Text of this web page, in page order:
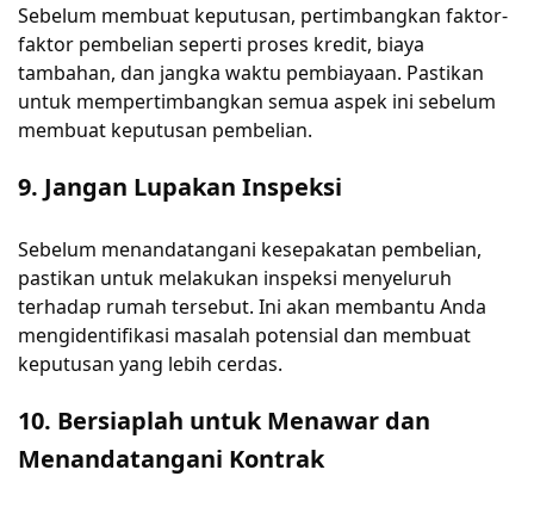
Sebelum membuat keputusan, pertimbangkan faktor-
faktor pembelian seperti proses kredit, biaya
tambahan, dan jangka waktu pembiayaan. Pastikan
untuk mempertimbangkan semua aspek ini sebelum
membuat keputusan pembelian.
9. Jangan Lupakan Inspeksi
Sebelum menandatangani kesepakatan pembelian,
pastikan untuk melakukan inspeksi menyeluruh
terhadap rumah tersebut. Ini akan membantu Anda
mengidentifikasi masalah potensial dan membuat
keputusan yang lebih cerdas.
10. Bersiaplah untuk Menawar dan
Menandatangani Kontrak